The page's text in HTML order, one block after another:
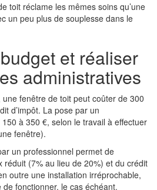
toit réclame les mêmes soins qu’une
un peu plus de souplesse dans le
et réaliser
administratives
fenêtre de toit peut coûter de 300
d’impôt. La pose par un
à 350 €, selon le travail à effectuer
fenêtre).
un professionnel permet de
réduit (7% au lieu de 20%) et du crédit
outre une installation irréprochable,
fonctionner, le cas échéant.